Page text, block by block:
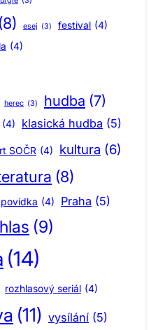
(8) esej (3) festival (4)
(4)
herec (3) hudba (7)
(4) klasická hudba (5)
SOČR (4) kultura (6)
(8)
povídka (4) Praha (5)
(9)
(14)
rozhlasový seriál (4)
(11) vysílání (5)